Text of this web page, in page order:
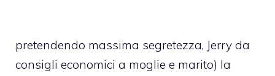
pretendendo massima segretezza, Jerry da
consigli economici a moglie e marito) la